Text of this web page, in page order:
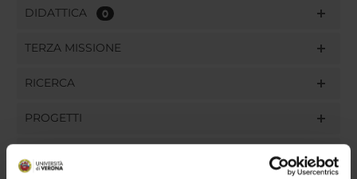
DIDATTICA 0
TERZA MISSIONE
RICERCA
PROGETTI